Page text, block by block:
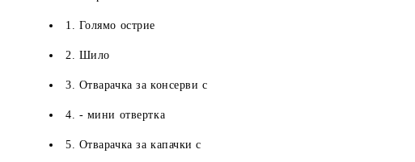
1. Голямо острие
2. Шило
3. Отварачка за консерви с
4. - мини отвертка
5. Отварачка за капачки с